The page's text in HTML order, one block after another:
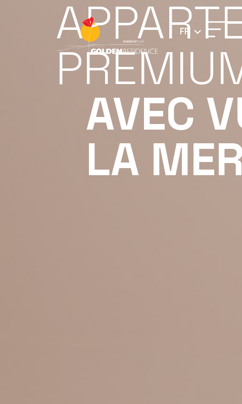
FR
AVEC
LA MER